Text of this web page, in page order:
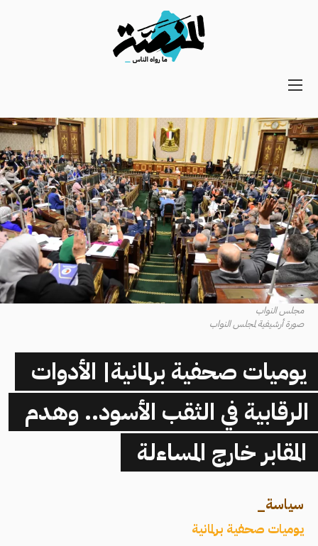
Main
Secondary
Navigation
مجلس النواب
صورة أرشيفية لمجلس النواب
يوميات صحفية برلمانية| الأدوات
الرقابية في الثقب الأسود.. وهدم
المقابر خارج المساءلة
سياسة_
يوميات صحفية برلمانية